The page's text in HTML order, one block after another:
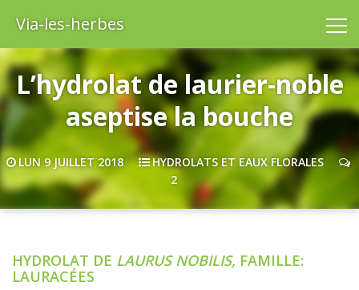
Via-les-herbes
L’hydrolat de laurier-noble
aseptise la bouche
LUN 9 JUILLET 2018
HYDROLATS ET EAUX FLORALES
2
HYDROLAT DE LAURUS NOBILIS, FAMILLE:
LAURACÉES